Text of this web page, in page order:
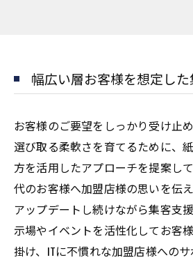
幅広い層お客様を想定し
お客様のご要望をしっかり受け止
選び取る柔軟さを育てるために、
方を活用したアプローチを提案し
代のお客様へ加盟店様の思いを伝
アップデートし続けながら集客支
示場やイベントを活性化してお客
掛け、ITに不慣れな加盟店様への